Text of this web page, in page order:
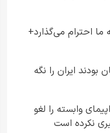
ما احترام می‌گذارد+
بودند ایران را نگه
وابسته را لغو
نکرده است